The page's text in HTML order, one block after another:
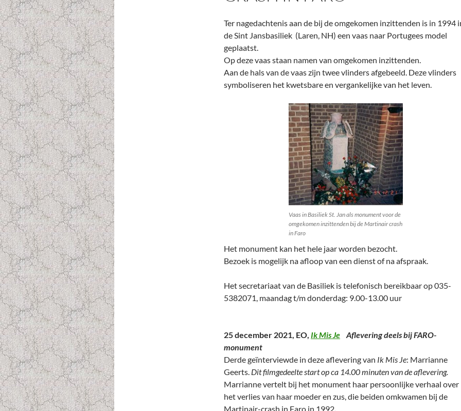
Ter nagedachtenis aan de bij de omgekomen inzittenden is in 1994
de Sint Jansbasiliek (Laren, NH) een vaas naar Portugees model
geplaatst.
Op deze vaas staan namen van omgekomen inzittenden.
Aan de hals van de vaas zijn twee vlinders afgebeeld. Deze vlinders
symboliseren het kwetsbare en vergankelijke van het leven.
Vaas in Basiliek St. Jan als monument voor de
omgekomen inzittenden bij de Martinair crash
in Faro
Het monument kan het hele jaar worden bezocht.
Bezoek is mogelijk na afloop van een dienst of na afspraak.
Het secretariaat van de Basiliek is telefonisch bereikbaar op 035-
5382071, maandag t/m donderdag: 9.00-13.00 uur
25 december 2021, EO, Ik Mis Je Aflevering deels bij FARO-
monument
Derde geïnterviewde in deze aflevering van Ik Mis Je: Marrianne
Geerts. Dit filmgedeelte start op ca 14.00 minuten van de aflevering.
Marrianne vertelt bij het monument haar persoonlijke verhaal over
het verlies van haar moeder en zus, die beiden omkwamen bij de
Martinair-crash in Faro in 1992.